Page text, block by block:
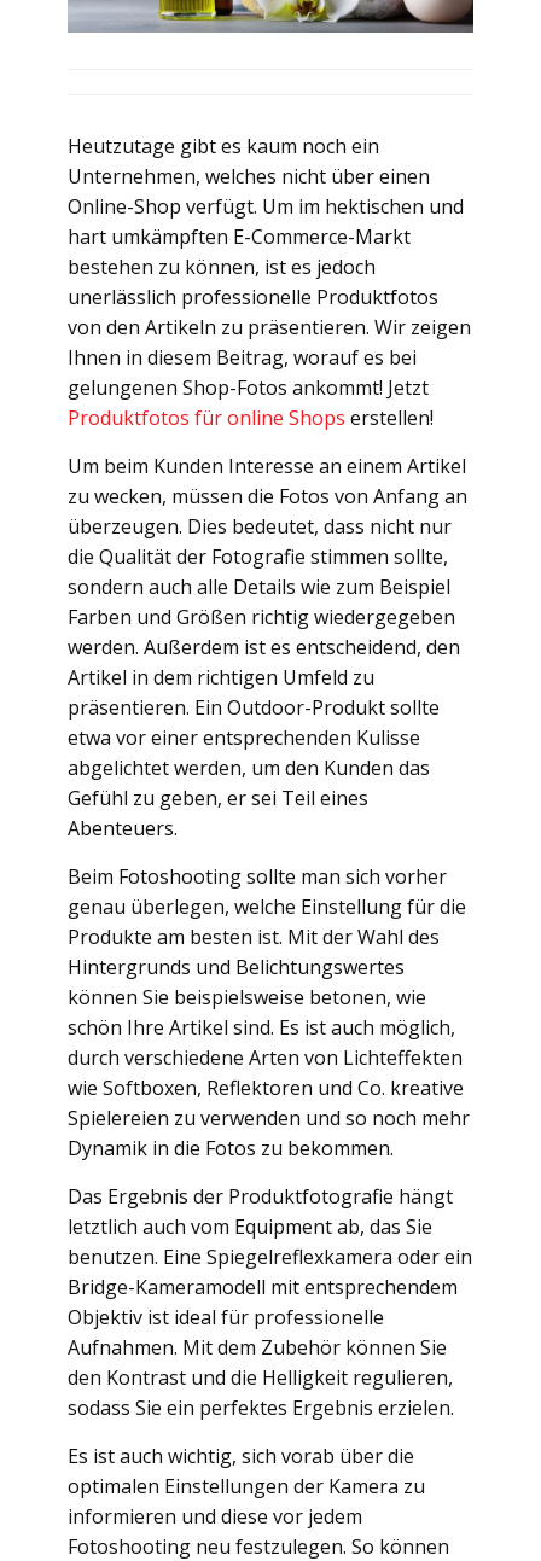
Heutzutage gibt es kaum noch ein
Unternehmen, welches nicht über einen
Online-Shop verfügt. Um im hektischen und
hart umkämpften E-Commerce-Markt
bestehen zu können, ist es jedoch
unerlässlich professionelle Produktfotos
von den Artikeln zu präsentieren. Wir zeigen
Ihnen in diesem Beitrag, worauf es bei
gelungenen Shop-Fotos ankommt! Jetzt
Produktfotos für online Shops erstellen!
Um beim Kunden Interesse an einem Artikel
zu wecken, müssen die Fotos von Anfang an
überzeugen. Dies bedeutet, dass nicht nur
die Qualität der Fotografie stimmen sollte,
sondern auch alle Details wie zum Beispiel
Farben und Größen richtig wiedergegeben
werden. Außerdem ist es entscheidend, den
Artikel in dem richtigen Umfeld zu
präsentieren. Ein Outdoor-Produkt sollte
etwa vor einer entsprechenden Kulisse
abgelichtet werden, um den Kunden das
Gefühl zu geben, er sei Teil eines
Abenteuers.
Beim Fotoshooting sollte man sich vorher
genau überlegen, welche Einstellung für die
Produkte am besten ist. Mit der Wahl des
Hintergrunds und Belichtungswertes
können Sie beispielsweise betonen, wie
schön Ihre Artikel sind. Es ist auch möglich,
durch verschiedene Arten von Lichteffekten
wie Softboxen, Reflektoren und Co. kreative
Spielereien zu verwenden und so noch mehr
Dynamik in die Fotos zu bekommen.
Das Ergebnis der Produktfotografie hängt
letztlich auch vom Equipment ab, das Sie
benutzen. Eine Spiegelreflexkamera oder ein
Bridge-Kameramodell mit entsprechendem
Objektiv ist ideal für professionelle
Aufnahmen. Mit dem Zubehör können Sie
den Kontrast und die Helligkeit regulieren,
sodass Sie ein perfektes Ergebnis erzielen.
Es ist auch wichtig, sich vorab über die
optimalen Einstellungen der Kamera zu
informieren und diese vor jedem
Fotoshooting neu festzulegen. So können